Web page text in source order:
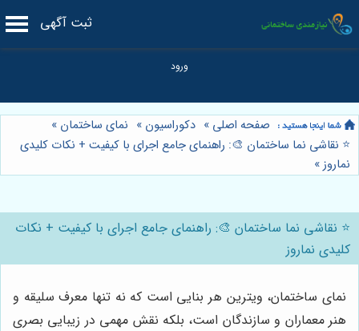
ثبت آگهی
صفحه اصلی » دکوراسیون » نمای ساختمان »
⭐️ نقاشی نما ساختمان 🎨: راهنمای جامع اجرای با کیفیت + نکات کلیدی
نماروز»
⭐️ نقاشی نما ساختمان 🎨: راهنمای جامع اجرای با کیفیت + نکات
کلیدی نماروز
نمای ساختمان، ویترین هر بنایی است که نه تنها معرف سلیقه و
هنر معماران و سازندگان است، بلکه نقش مهمی در زیبایی بصری